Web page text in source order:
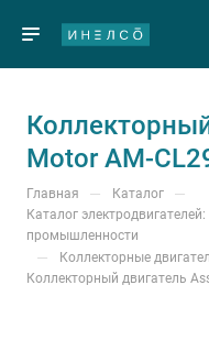
Motor AM-
Главная — Каталог —
Каталог
промышленности
— Коллекторные
Коллекторный двигатель